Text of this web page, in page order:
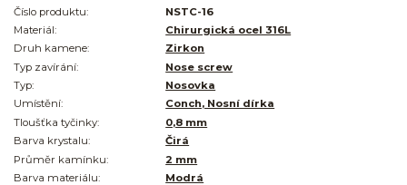
Číslo produktu:
NSTC-16
Materiál:
Chirurgická ocel 316L
Druh kamene:
Zirkon
Typ zavírání:
Nose screw
Typ:
Nosovka
Umístění:
Conch, Nosní dírka
Tloušťka tyčinky:
0,8 mm
Barva krystalu:
Čirá
Průměr kamínku:
2 mm
Barva materiálu:
Modrá